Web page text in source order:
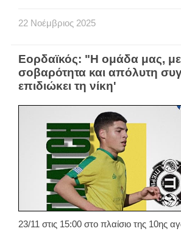
22 Νοέμβριος 2025
Εορδαϊκός: "Η ομάδα μας,
σοβαρότητα και απόλυτη
επιδιώκει τη νίκη'
23/11 στις 15:00 στο πλαίσιο της 10ης